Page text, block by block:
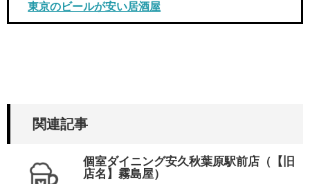
東京のビールが安い居酒屋
関連記事
個室ダイニング安久秋葉原駅前店（【旧
店名】霧島屋）